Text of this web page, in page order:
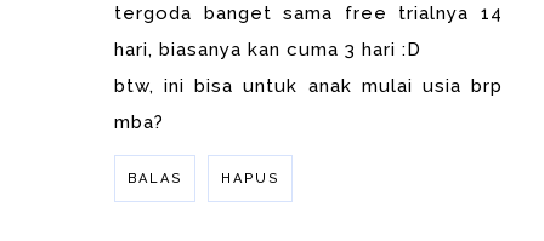
tergoda banget sama free trialnya 14
hari, biasanya kan cuma 3 hari :D
btw, ini bisa untuk anak mulai usia brp
mba?
BALAS HAPUS